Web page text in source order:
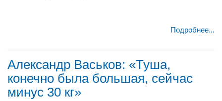
Подробнее...
Александр Васьков: «Туша,
конечно была большая, сейчас
минус 30 кг»